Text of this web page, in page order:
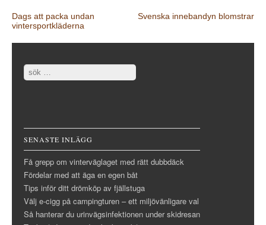
Post navigation
Dags att packa undan
vintersportkläderna
Svenska innebandyn blomstrar
Search
SENASTE INLÄGG
Få grepp om vinterväglaget med rätt dubbdäck
Fördelar med att äga en egen båt
Tips inför ditt drömköp av fjällstuga
Välj e-cigg på campingturen – ett miljövänligare val
Så hanterar du urinvägsinfektionen under skidresan